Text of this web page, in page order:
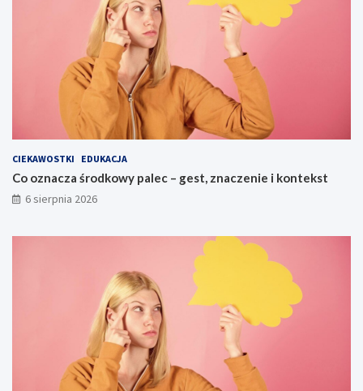
CIEKAWOSTKI EDUKACJA
Co oznacza środkowy palec – gest, znaczenie i kontekst
6 sierpnia 2026